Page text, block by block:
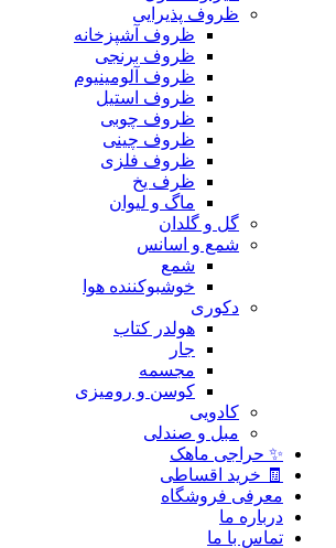
ظروف پذیرایی
ظروف آشپزخانه
ظروف برنجی
ظروف آلومینیوم
ظروف استیل
ظروف چوبی
ظروف چینی
ظروف فلزی
ظرف یخ
ماگ و لیوان
گل و گلدان
شمع و اسانس
شمع
خوشبوکننده هوا
دکوری
هولدر کتاب
جار
مجسمه
کوسن و رومیزی
کادویی
مبل و صندلی
✨ حراجی ماهک
🧾 خرید اقساطی
معرفی فروشگاه
درباره ما
تماس با ما